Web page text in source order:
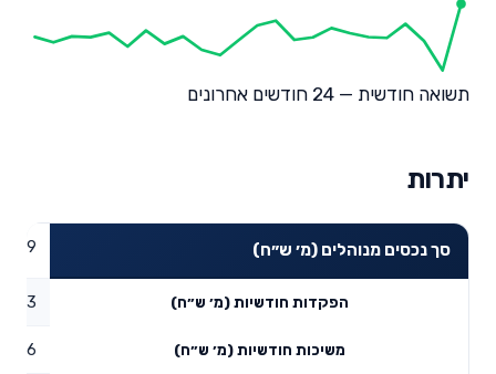
תשואה חודשית — 24 חודשים אחרונים
יתרות
סך נכסים מנוהלים (מ׳ ש״ח)
הפקדות חודשיות (מ׳ ש״ח) 7.43
משיכות חודשיות (מ׳ ש״ח) 1.76